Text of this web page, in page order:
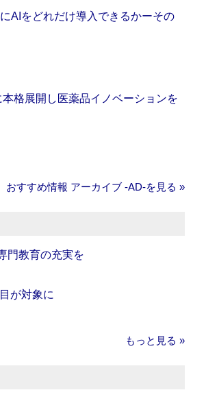
AIをどれだけ導入できるかーその
格展開し医薬品イノベーションを
おすすめ情報 アーカイブ ‐AD‐を見る »
門教育の充実を
が対象に
もっと見る »